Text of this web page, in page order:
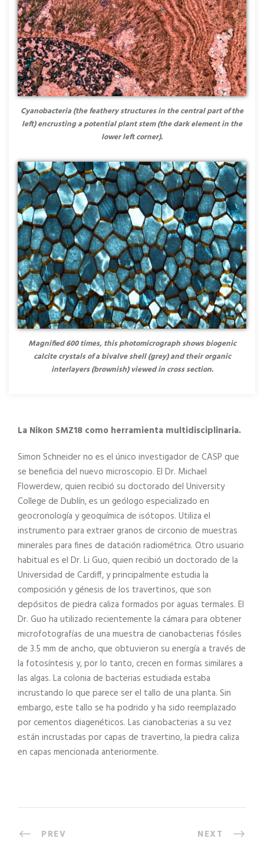
Cyanobacteria (the feathery structures in the central part of the
left) encrusting a potential plant stem (the dark element in the
lower left corner).
Magnified 600 times, this photomicrograph shows biogenic
calcite crystals of a bivalve shell (grey) and their organic
interlayers (brownish) viewed in cross section.
La Nikon SMZ18 como herramienta multidisciplinaria.
Simon Schneider no es el único investigador de CASP que
se beneficia del nuevo microscopio. El Dr. Michael
Flowerdew, quien recibió su doctorado del University
College de Dublín, es un geólogo especializado en
geocronología y geoquímica de isótopos. Utiliza el
instrumento para extraer granos de circonio de muestras
minerales para fines de datación radiométrica. Otro usuario
habitual es el Dr. Li Guo, quien recibió un doctorado de la
Universidad de Cardiff, y principalmente estudia la
composición y génesis de los travertinos, que son
depósitos de piedra caliza formados por aguas termales. El
Dr. Guo ha utilizado recientemente la cámara para obtener
microfotografías de una muestra de cianobacterias fósiles
de 3.5 mm de ancho, que obtuvieron su energía a través de
la fotosíntesis y, por lo tanto, crecen en formas similares a
las algas. La colonia de bacterias estudiada estaba
incrustando lo que parece ser el tallo de una planta. Sin
embargo, este tallo se ha podrido y ha sido reemplazado
por cementos diagenéticos. Las cianobacterias a su vez
están incrustadas por capas de travertino, la piedra caliza
en capas mencionada anteriormente.
PREV NEXT